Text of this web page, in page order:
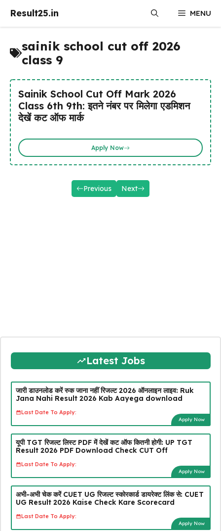
Result25.in MENU
sainik school cut off 2026
class 9
Sainik School Cut Off Mark 2026
Class 6th 9th: इतने नंबर पर मिलेगा एडमिशन
देखें कट ऑफ मार्क
Apply Now
Previous Next
Latest Jobs
जारी डाउनलोड करें रुक जाना नहीं रिजल्ट 2026 ऑनलाइन लाइव: Ruk
Jana Nahi Result 2026 Kab Aayega download
Last Date To Apply:
Apply Now
यूपी TGT रिजल्ट लिस्ट PDF में देखें कट ऑफ कितनी होगी: UP TGT
Result 2026 PDF Download Check CUT Off
Last Date To Apply:
Apply Now
अभी-अभी चेक करें CUET UG रिजल्ट स्कोरकार्ड डायरेक्ट लिंक से: CUET
UG Result 2026 Kaise Check Kare Scorecard
Last Date To Apply:
Apply Now